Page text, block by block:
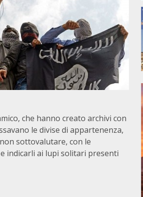
che hanno creato archivi con
le divise di appartenenza,
sottovalutare, con le
indicarli ai lupi solitari presenti